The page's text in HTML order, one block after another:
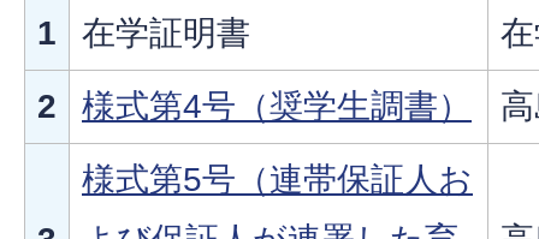
1
在学証明書
2
様式第4号（奨学生調書）
様式第5号（連帯保証人お